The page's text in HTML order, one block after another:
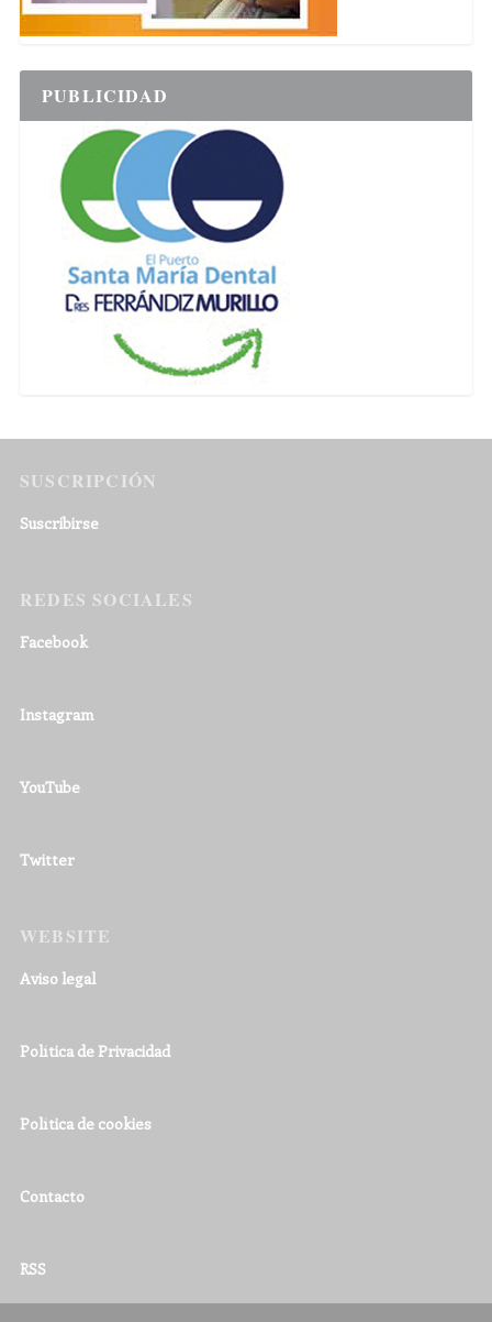
PUBLICIDAD
SUSCRIPCIÓN
Suscribirse
REDES SOCIALES
Facebook
Instagram
YouTube
Twitter
WEBSITE
Aviso legal
Política de Privacidad
Política de cookies
Contacto
RSS